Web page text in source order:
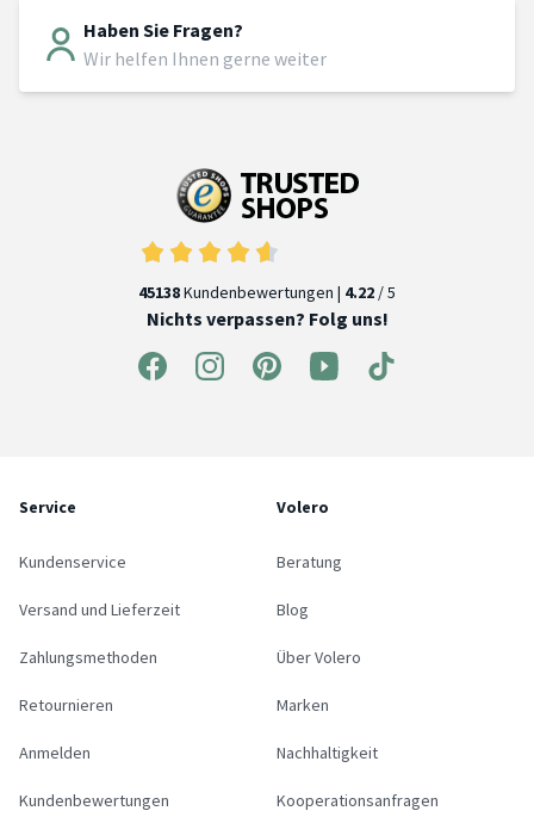
Haben Sie Fragen?
Wir helfen Ihnen gerne weiter
45138Kundenbewertungen | 4.22 / 5
Nichts verpassen? Folg uns!
Service
Kundenservice
Versand und Lieferzeit
Zahlungsmethoden
Retournieren
Anmelden
Kundenbewertungen
Volero
Beratung
Blog
Über Volero
Marken
Nachhaltigkeit
Kooperationsanfragen